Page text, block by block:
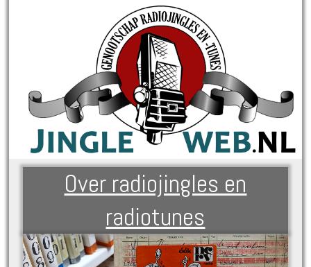
Over radiojingles en
radiotunes